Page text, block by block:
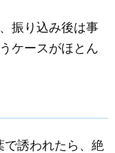
振り込み後は事
ケースがほとん
で誘われたら、絶